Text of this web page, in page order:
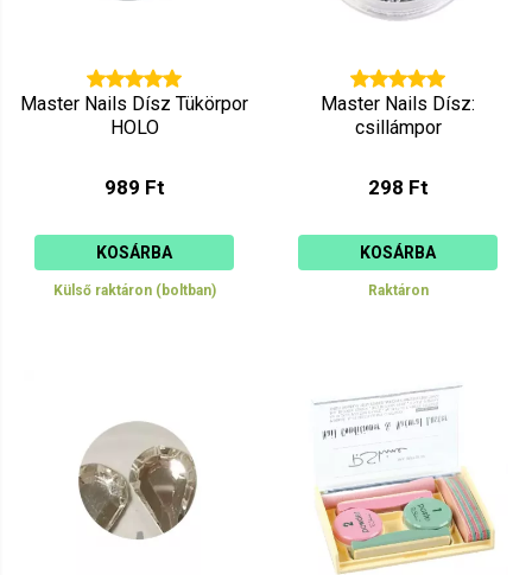
Master Nails Dísz Tükörpor
HOLO
989 Ft
KOSÁRBA
Külső raktáron (boltban)
Master Nails Dísz:
csillámpor
298 Ft
KOSÁRBA
Raktáron